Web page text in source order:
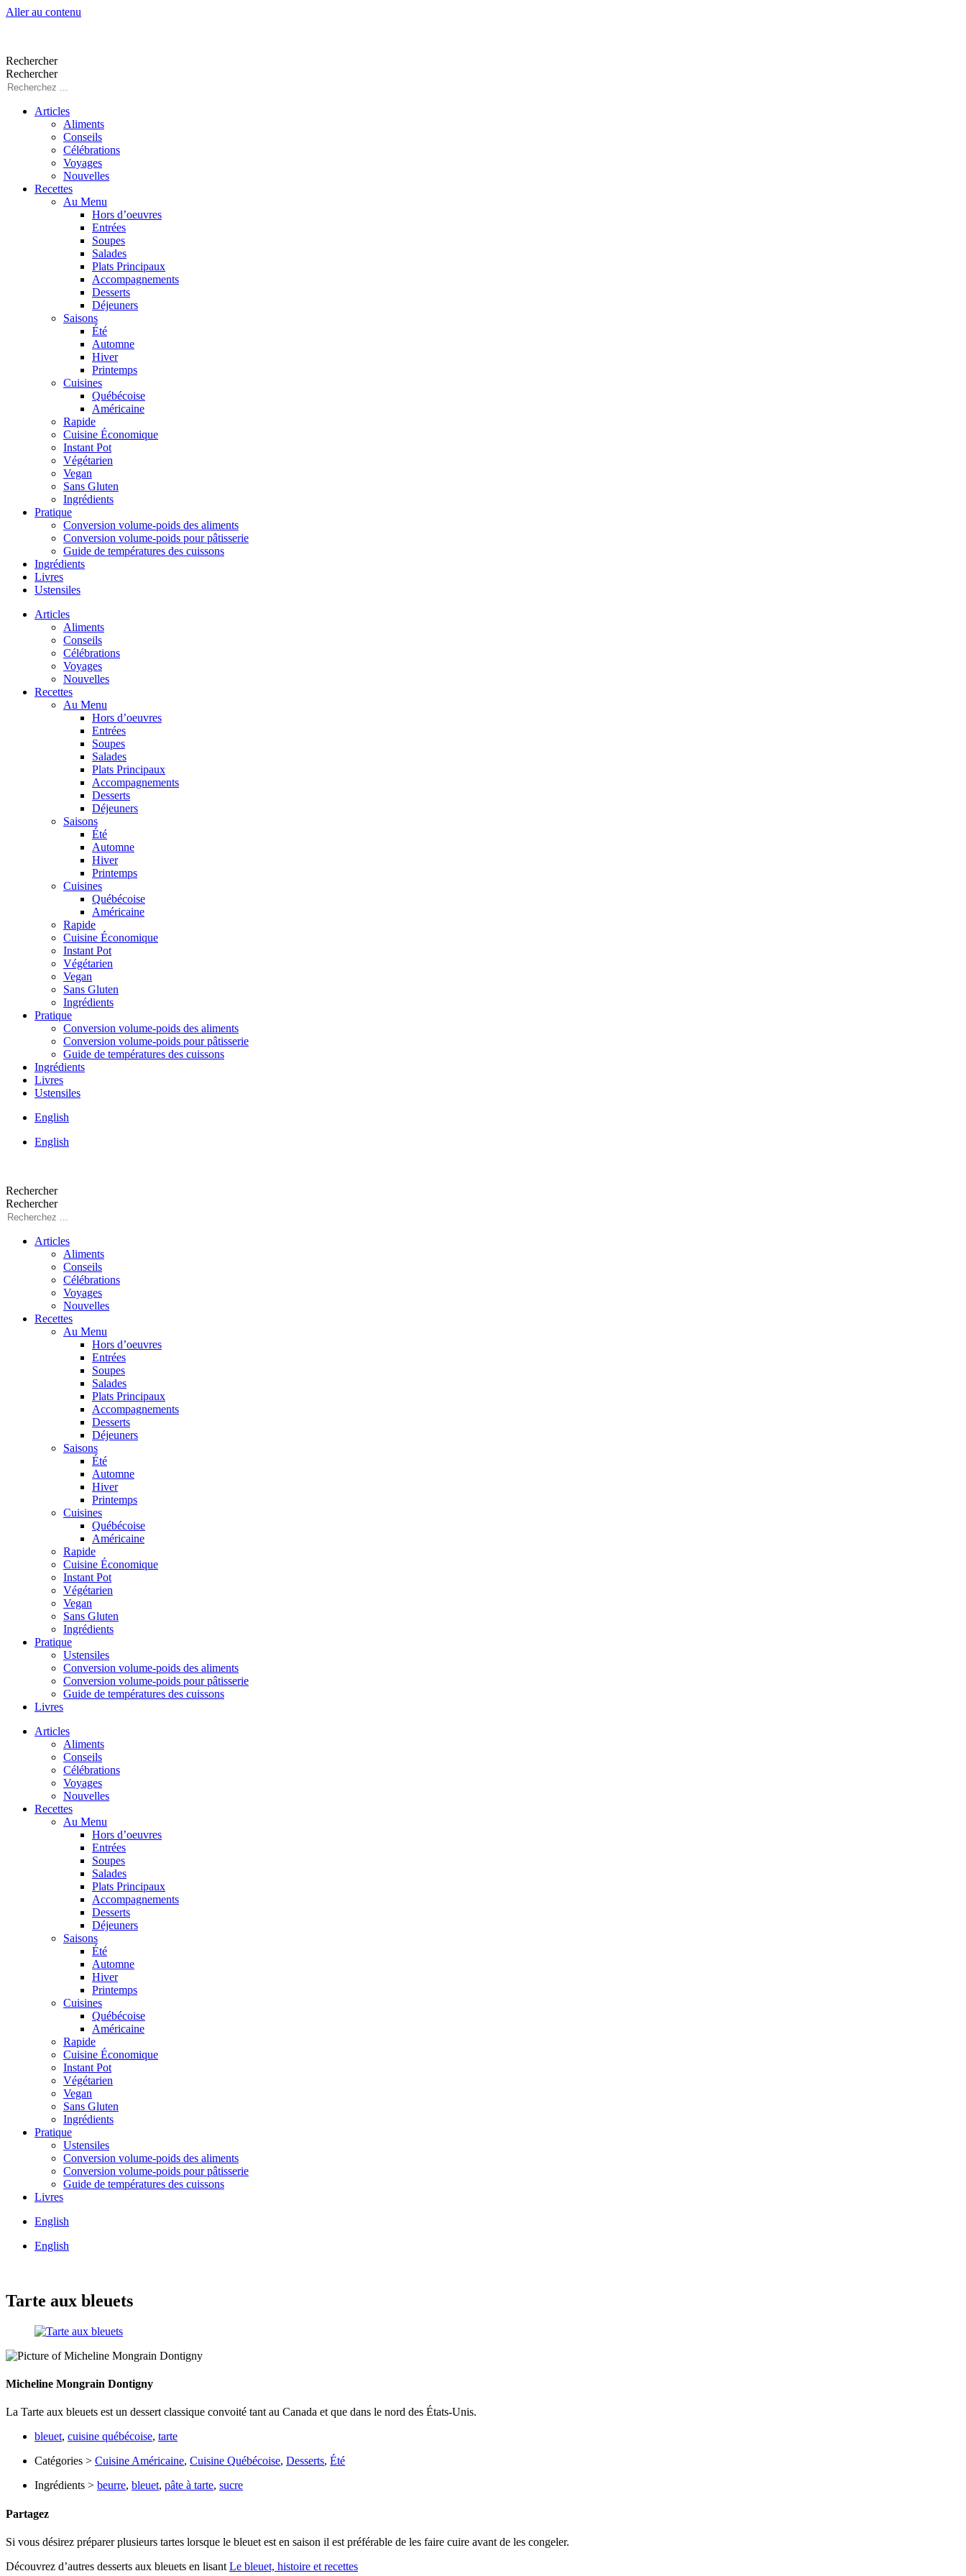
Aller au contenu
Rechercher
Rechercher
Articles
Aliments
Conseils
Célébrations
Voyages
Nouvelles
Recettes
Au Menu
Hors d’oeuvres
Entrées
Soupes
Salades
Plats Principaux
Accompagnements
Desserts
Déjeuners
Saisons
Été
Automne
Hiver
Printemps
Cuisines
Québécoise
Américaine
Rapide
Cuisine Économique
Instant Pot
Végétarien
Vegan
Sans Gluten
Ingrédients
Pratique
Conversion volume-poids des aliments
Conversion volume-poids pour pâtisserie
Guide de températures des cuissons
Ingrédients
Livres
Ustensiles
Articles
Aliments
Conseils
Célébrations
Voyages
Nouvelles
Recettes
Au Menu
Hors d’oeuvres
Entrées
Soupes
Salades
Plats Principaux
Accompagnements
Desserts
Déjeuners
Saisons
Été
Automne
Hiver
Printemps
Cuisines
Québécoise
Américaine
Rapide
Cuisine Économique
Instant Pot
Végétarien
Vegan
Sans Gluten
Ingrédients
Pratique
Conversion volume-poids des aliments
Conversion volume-poids pour pâtisserie
Guide de températures des cuissons
Ingrédients
Livres
Ustensiles
English
English
Rechercher
Rechercher
Articles
Aliments
Conseils
Célébrations
Voyages
Nouvelles
Recettes
Au Menu
Hors d’oeuvres
Entrées
Soupes
Salades
Plats Principaux
Accompagnements
Desserts
Déjeuners
Saisons
Été
Automne
Hiver
Printemps
Cuisines
Québécoise
Américaine
Rapide
Cuisine Économique
Instant Pot
Végétarien
Vegan
Sans Gluten
Ingrédients
Pratique
Ustensiles
Conversion volume-poids des aliments
Conversion volume-poids pour pâtisserie
Guide de températures des cuissons
Livres
Articles
Aliments
Conseils
Célébrations
Voyages
Nouvelles
Recettes
Au Menu
Hors d’oeuvres
Entrées
Soupes
Salades
Plats Principaux
Accompagnements
Desserts
Déjeuners
Saisons
Été
Automne
Hiver
Printemps
Cuisines
Québécoise
Américaine
Rapide
Cuisine Économique
Instant Pot
Végétarien
Vegan
Sans Gluten
Ingrédients
Pratique
Ustensiles
Conversion volume-poids des aliments
Conversion volume-poids pour pâtisserie
Guide de températures des cuissons
Livres
English
English
Tarte aux bleuets
Micheline Mongrain Dontigny
La Tarte aux bleuets est un dessert classique convoité tant au Canada et que dans le nord des États-Unis.
bleuet, cuisine québécoise, tarte
Catégories > Cuisine Américaine, Cuisine Québécoise, Desserts, Été
Ingrédients > beurre, bleuet, pâte à tarte, sucre
Partagez
Si vous désirez préparer plusieurs tartes lorsque le bleuet est en saison il est préférable de les faire cuire avant de les congeler.
Découvrez d’autres desserts aux bleuets en lisant Le bleuet, histoire et recettes